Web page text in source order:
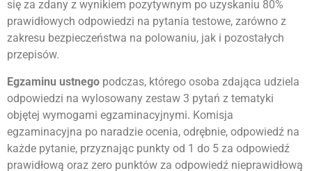
się za zdany z wynikiem pozytywnym po uzyskaniu 80%
prawidłowych odpowiedzi na pytania testowe, zarówno z
zakresu bezpieczeństwa na polowaniu, jak i pozostałych
przepisów.
Egzaminu ustnego podczas, którego osoba zdająca udziela
odpowiedzi na wylosowany zestaw 3 pytań z tematyki
objętej wymogami egzaminacyjnymi. Komisja
egzaminacyjna po naradzie ocenia, odrębnie, odpowiedź na
każde pytanie, przyznając punkty od 1 do 5 za odpowiedź
prawidłową oraz zero punktów za odpowiedź nieprawidłową